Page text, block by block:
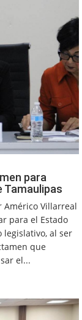
para
Tamaulipas
Américo Villarreal
para el Estado
legislativo, al ser
que
el...